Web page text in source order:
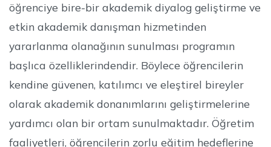
öğrenciye bire-bir akademik diyalog geliştirme ve
etkin akademik danışman hizmetinden
yararlanma olanağının sunulması programın
başlıca özelliklerindendir. Böylece öğrencilerin
kendine güvenen, katılımcı ve eleştirel bireyler
olarak akademik donanımlarını geliştirmelerine
yardımcı olan bir ortam sunulmaktadır. Öğretim
faaliyetleri, öğrencilerin zorlu eğitim hedeflerine